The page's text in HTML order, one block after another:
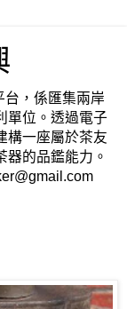
台，係匯集兩岸
單位。透過電子
構一座屬於茶友
器的品鑑能力。